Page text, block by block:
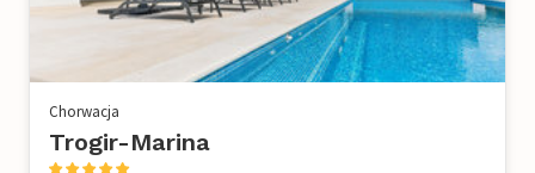
Chorwacja
Trogir-Marina